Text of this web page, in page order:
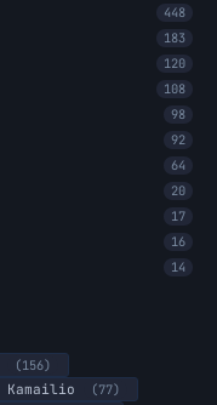
448
183
120
108
98
92
64
20
17
16
14
(156)
Kamailio (77)